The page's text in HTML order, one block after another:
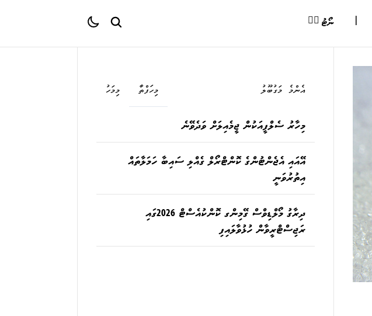
ނޯޓު ✍🏽
އެންމެ މަގުބޫލު މިމަހު މިހަފްތާ
މިހާރު ސެލްފީއަކުން ޖީމެއިލަށް ވަދެވޭނެ
އޭއައި އެޖެންޓުންގެ ކޮންޓްރޯލް ގެއްލި ސައިބާ ހަމަލާތައް
އިތުރުވަނީ
ދިރާގު މޯލްޑިވްސް ގޭމިންގ ކޮންކުއެސްޓް 2026ގައި
ރަޖިސްޓްރީވާން ހުޅުވާލައިފި